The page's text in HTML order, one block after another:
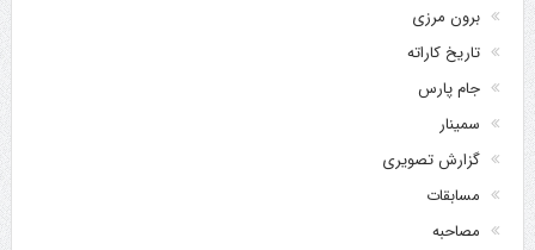
برون مرزی
تاریخ کاراته
جام پارس
سمینار
گزارش تصویری
مسابقات
مصاحبه